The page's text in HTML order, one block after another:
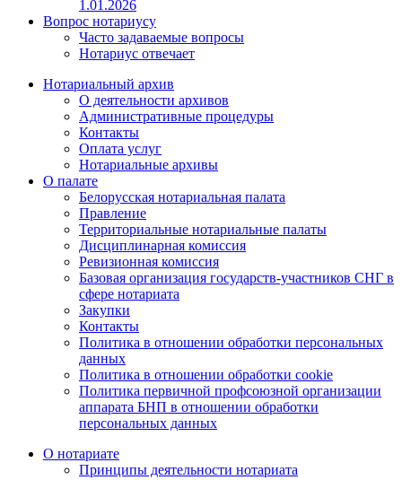
1.01.2026
Вопрос нотариусу
Часто задаваемые вопросы
Нотариус отвечает
Нотариальный архив
О деятельности архивов
Административные процедуры
Контакты
Оплата услуг
Нотариальные архивы
О палате
Белорусская нотариальная палата
Правление
Территориальные нотариальные палаты
Дисциплинарная комиссия
Ревизионная комиссия
Базовая организация государств-участников СНГ в
сфере нотариата
Закупки
Контакты
Политика в отношении обработки персональных
данных
Политика в отношении обработки cookie
Политика первичной профсоюзной организации
аппарата БНП в отношении обработки
персональных данных
О нотариате
Принципы деятельности нотариата